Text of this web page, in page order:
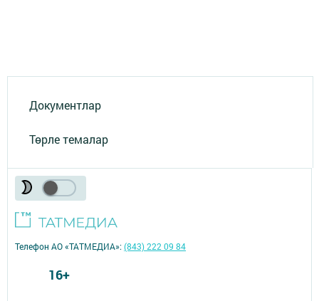
Документлар
Төрле темалар
Телефон АО «ТАТМЕДИА»:(843) 222 09 84
16+